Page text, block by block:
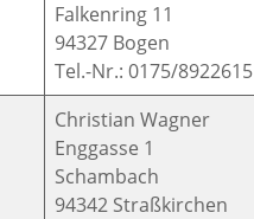
Falkenring 11
94327 Bogen
Tel.-Nr.: 0175/8922615
Christian Wagner
Enggasse 1
Schambach
94342 Straßkirchen